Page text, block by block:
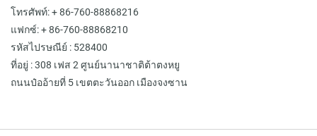
โทรศัพท์: + 86-760-88868216
แฟกซ์: + 86-760-88868210
รหัสไปรษณีย์ : 528400
ที่อยู่ : 308 เฟส 2 ศูนย์นานาชาติต้าตงหยู
ถนนป๋ออ้ายที่ 5 เขตตะวันออก เมืองจงซาน